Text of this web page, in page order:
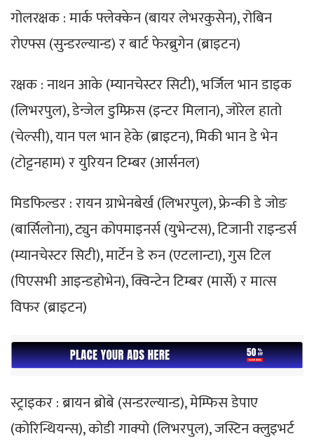
गोलरक्षक : मार्क फ्लेक्केन (बायर लेभरकुसेन), रोबिन
रोएफ्स (सुन्डरल्यान्ड) र बार्ट फेरब्रुगेन (ब्राइटन)
रक्षक : नाथन आके (म्यानचेस्टर सिटी), भर्जिल भान डाइक
(लिभरपुल), डेन्जेल डुम्फ्रिस (इन्टर मिलान), जोरेल हातो
(चेल्सी), यान पल भान हेके (ब्राइटन), मिकी भान डे भेन
(टोट्टनहाम) र युरियन टिम्बर (आर्सनल)
मिडफिल्डर : रायन ग्राभेनबेर्ख (लिभरपुल), फ्रेन्की डे जोङ
(बार्सिलोना), ट्युन कोपमाइनर्स (युभेन्टस), टिजानी राइन्डर्स
(म्यानचेस्टर सिटी), मार्टेन डे रुन (एटलान्टा), गुस टिल
(पिएसभी आइन्डहोभेन), क्विन्टेन टिम्बर (मार्से) र मात्स
विफर (ब्राइटन)
स्ट्राइकर : ब्रायन ब्रोबे (सन्डरल्यान्ड), मेम्फिस डेपाए
(कोरिन्थियन्स), कोडी गाक्पो (लिभरपुल), जस्टिन क्लुइभर्ट